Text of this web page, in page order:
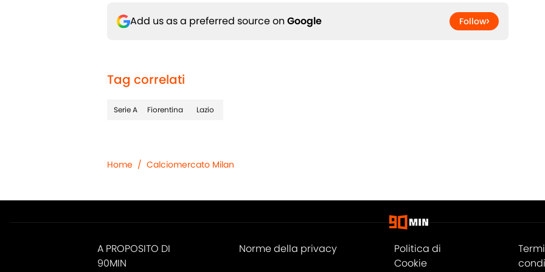
Add us as a preferred source on Google Follow
Tag correlati
Serie A Fiorentina Lazio
Home / Calciomercato Milan
A PROPOSITO DI
90MIN
Norme della privacy
Politica di
Cookie